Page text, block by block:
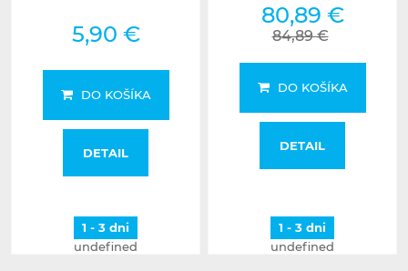
5,90 €
DO KOŠÍKA
DETAIL
1 - 3 dni
undefined
80,89 €
84,89 €
DO KOŠÍKA
DETAIL
1 - 3 dni
undefined